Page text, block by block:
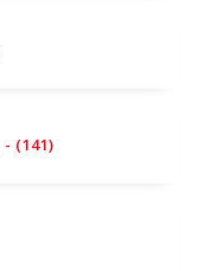
- (141)